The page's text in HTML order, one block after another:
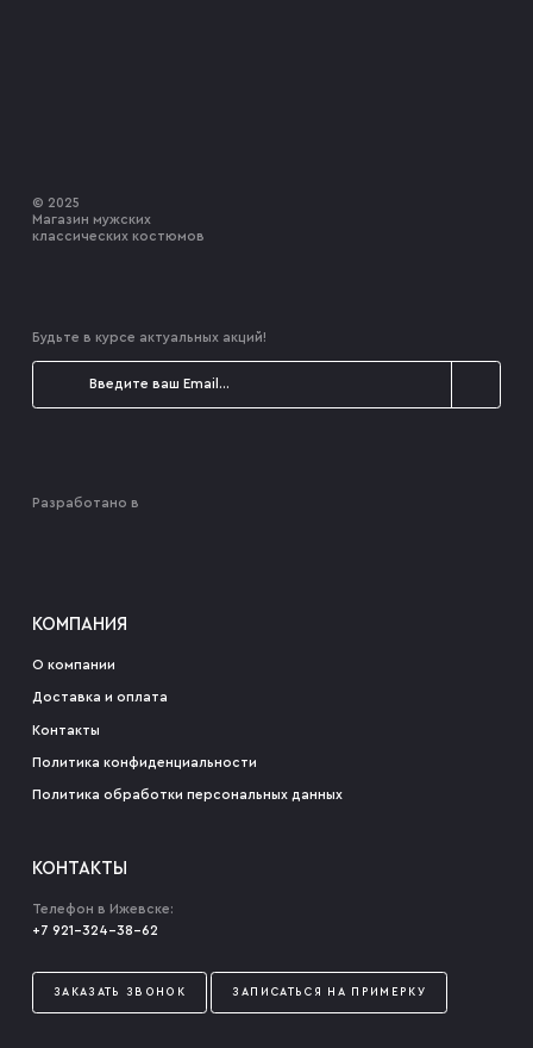
© 2025
Магазин мужских
классических костюмов
Будьте в курсе актуальных акций!
Разработано в
КОМПАНИЯ
О компании
Доставка и оплата
Контакты
Политика конфиденциальности
Политика обработки персональных данных
КОНТАКТЫ
Телефон в Ижевске:
+7 921-324-38-62
ЗАКАЗАТЬ ЗВОНОК ЗАПИСАТЬСЯ НА ПРИМЕРКУ